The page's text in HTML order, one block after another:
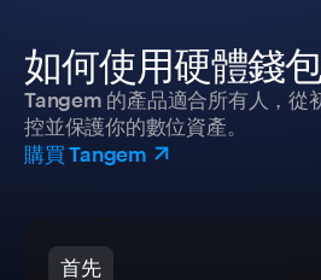
如何使用硬體錢
Tangem 的產品適合所有人，從
控並保護你的數位資產。
購買 Tangem
首先